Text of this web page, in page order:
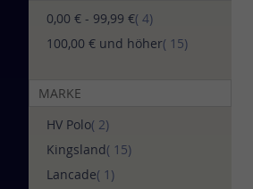
0,00 € - 99,99 € 4Artikel
100,00 € und höher 15Artikel
MARKE
HV Polo 2Artikel
Kingsland 15Artikel
Lancade 1 Artikel